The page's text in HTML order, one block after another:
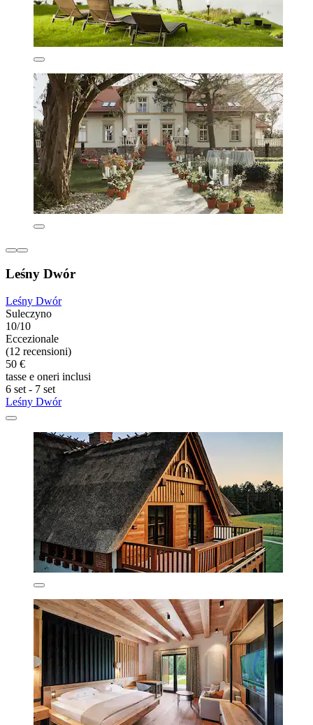
Leśny Dwór
Leśny Dwór
Suleczyno
10/10
Eccezionale
(12 recensioni)
50 €
tasse e oneri inclusi
6 set - 7 set
Leśny Dwór